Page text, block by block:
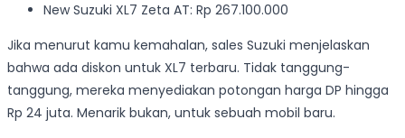
New Suzuki XL7 Zeta AT: Rp 267.100.000
Jika menurut kamu kemahalan, sales Suzuki menjelaskan
bahwa ada diskon untuk XL7 terbaru. Tidak tanggung-
tanggung, mereka menyediakan potongan harga DP hingga
Rp 24 juta. Menarik bukan, untuk sebuah mobil baru.